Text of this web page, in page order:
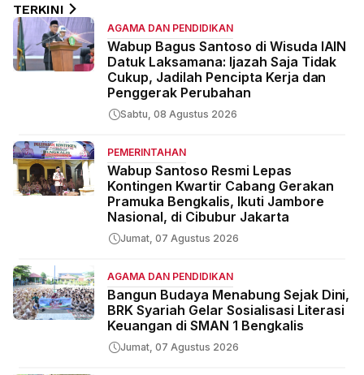
TERKINI
AGAMA DAN PENDIDIKAN
Wabup Bagus Santoso di Wisuda IAIN
Datuk Laksamana: Ijazah Saja Tidak
Cukup, Jadilah Pencipta Kerja dan
Penggerak Perubahan
Sabtu, 08 Agustus 2026
PEMERINTAHAN
Wabup Santoso Resmi Lepas
Kontingen Kwartir Cabang Gerakan
Pramuka Bengkalis, Ikuti Jambore
Nasional, di Cibubur Jakarta
Jumat, 07 Agustus 2026
AGAMA DAN PENDIDIKAN
Bangun Budaya Menabung Sejak Dini,
BRK Syariah Gelar Sosialisasi Literasi
Keuangan di SMAN 1 Bengkalis
Jumat, 07 Agustus 2026